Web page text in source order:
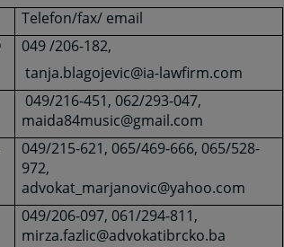
Telefon/fax/ email
049 /206-182,
tanja.blagojevic@ia-lawfirm.com
049/216-451, 062/293-047,
maida84music@gmail.com
049/215-621, 065/469-666, 065/528-
972,
advokat_marjanovic@yahoo.com
049/206-097, 061/294-811,
mirza.fazlic@advokatibrcko.ba